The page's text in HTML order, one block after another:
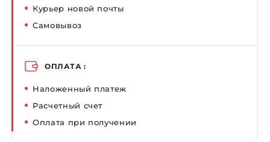
Курьер новой почты
Самовывоз
ОПЛАТА :
Наложенный платеж
Расчетный счет
Оплата при получении